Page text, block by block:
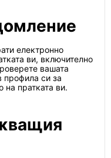
електронно
ви, включително
вашата
профила си за
на пратката ви.